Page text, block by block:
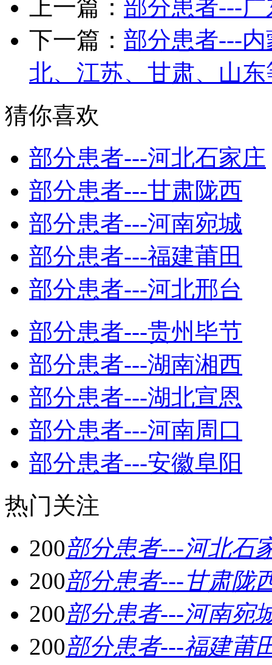
上一篇： 部分患者---
下一篇： 部分患者---
北、江苏、甘肃、山东
猜你喜欢
部分患者---河北石家庄
部分患者---甘肃陇西
部分患者---河南宛城
部分患者---福建莆田
部分患者---河北邢台
部分患者---贵州毕节
部分患者---湖南湘西
部分患者---湖北宣恩
部分患者---河南周口
部分患者---安徽阜阳
热门关注
200部分患者---河北石
200部分患者---甘肃陇
200部分患者---河南宛
200部分患者---福建莆